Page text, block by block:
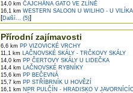
14,0 km ČAJCHÁNA GATO VE ZLÍNĚ
16,1 km WESTERN SALOON U WILIHO - U
[Další... (5)]
Přírodní zajímavosti
6,6 km PP VIZOVICKÉ VRCHY
11,1 km LAČNOVSKÉ SKÁLY - TRČKOVY SKÁLY
14,0 km PP ČERTOVY SKÁLY U LIDEČKA
14,4 km LAČNOVSKÉ RYBNÍKY
15,6 km PP BEČEVNÁ
15,7 km PP STŘÍBRNÍK U HOVĚZÍ
16,1 km NPR PULČÍN - HRADISKO V